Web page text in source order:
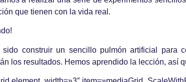
que tienen con la vida real.
sido construir un sencillo pulmón artificial
los resultados. Hemos aprendido la lección, así